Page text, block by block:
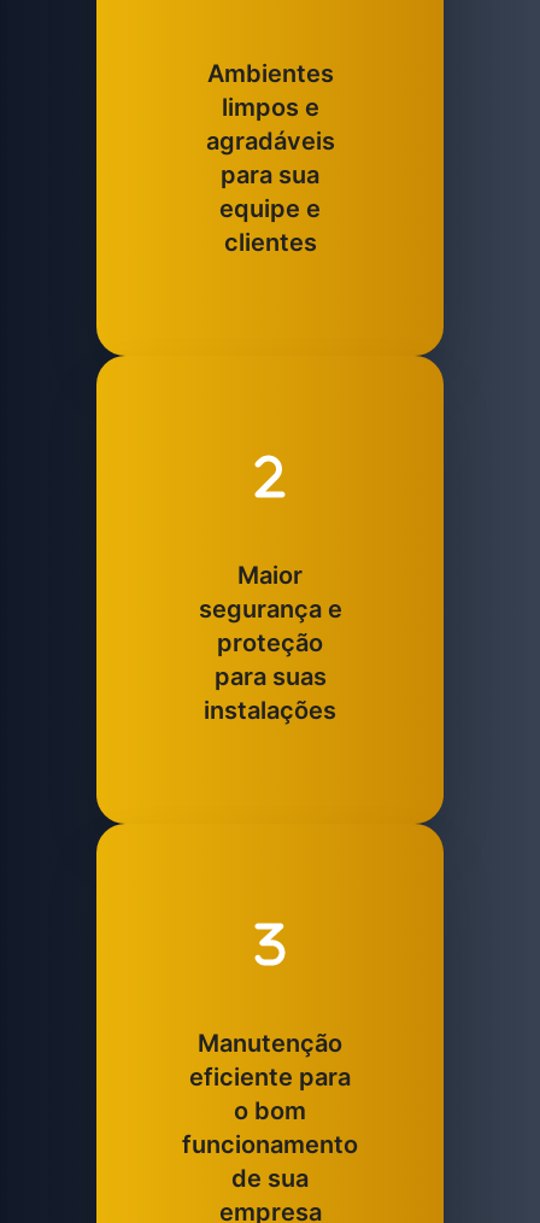
Ambientes
limpos e
agradáveis
para sua
equipe e
clientes
Maior
segurança e
proteção
para suas
instalações
Manutenção
eficiente para
o bom
funcionamento
de sua
empresa